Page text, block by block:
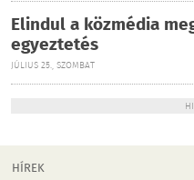
Elindul a közmédia
egyeztetés
JÚLIUS 25., SZOMBAT
HÍREK